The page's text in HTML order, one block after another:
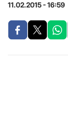
11.02.2015 - 16:59